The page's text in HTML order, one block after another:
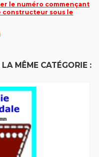
le numéro commençant
constructeur sous le
MÊME CATÉGORIE :